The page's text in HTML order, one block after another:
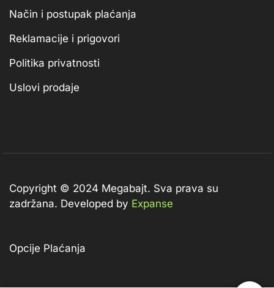
Način i postupak plaćanja
Reklamacije i prigovori
Politika privatnosti
Uslovi prodaje
Copyright © 2024 Megabajt. Sva prava su
zadržana. Developed by Expanse
Opcije Plaćanja